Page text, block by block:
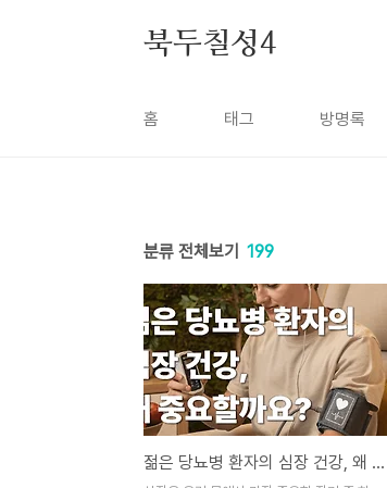
북두칠성4
홈 태그 방명록
분류 전체보기 199
젊은 당뇨병 환자의 심장 건강, 왜 중요할까요?